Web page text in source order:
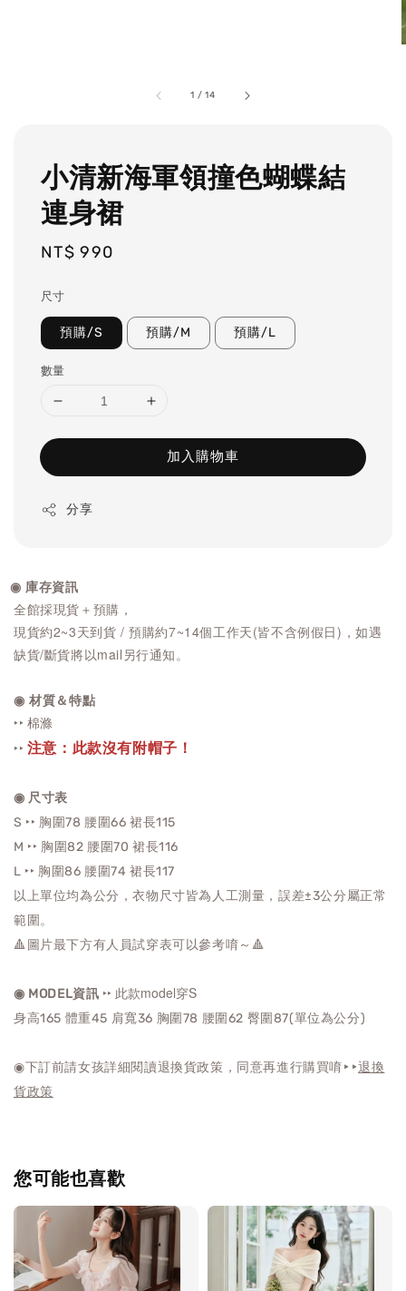
1 /14
小清新海軍領撞色蝴蝶結
連身裙
Regular
NT$ 990
尺寸
預購/S 預購/M 預購/L
數量
加入購物車
分享
庫存資訊
全館採現貨＋預購，
現貨約2~3天到貨 / 預購約7~14個工作天(皆不含例假日)，如遇
缺貨/斷貨將以mail另行通知。
◉ 材質＆特點
‣‣ 棉滌
‣‣ 注意：此款沒有附帽子！
◉ 尺寸表
S ‣‣ 胸圍78 腰圍66裙長115
M ‣‣ 胸圍82 腰圍70裙長116
L ‣‣ 胸圍86 腰圍74裙長117
以上單位均為公分，衣物尺寸皆為人工測量，誤差±3公分屬正常
範圍。
🔺圖片最下方有人員試穿表可以參考唷～🔺
◉ MODEL資訊 ‣‣ 此款model穿S
身高165 體重45 肩寬36 胸圍78 腰圍62 臀圍87(單位為公分)
◉下訂前請女孩詳細閱讀退換貨政策，同意再進行購買唷‣‣退換
貨政策
您可能也喜歡